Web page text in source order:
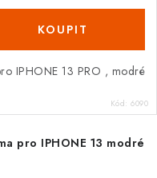
IPHONE 13 PRO , modré
Kód: 6090
pro IPHONE 13 modré